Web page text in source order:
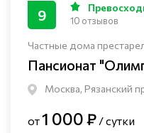
Частные дома
Пансионат
Москва, Рязанский
9 10 отзывов
от1 000 ₽ / сутки